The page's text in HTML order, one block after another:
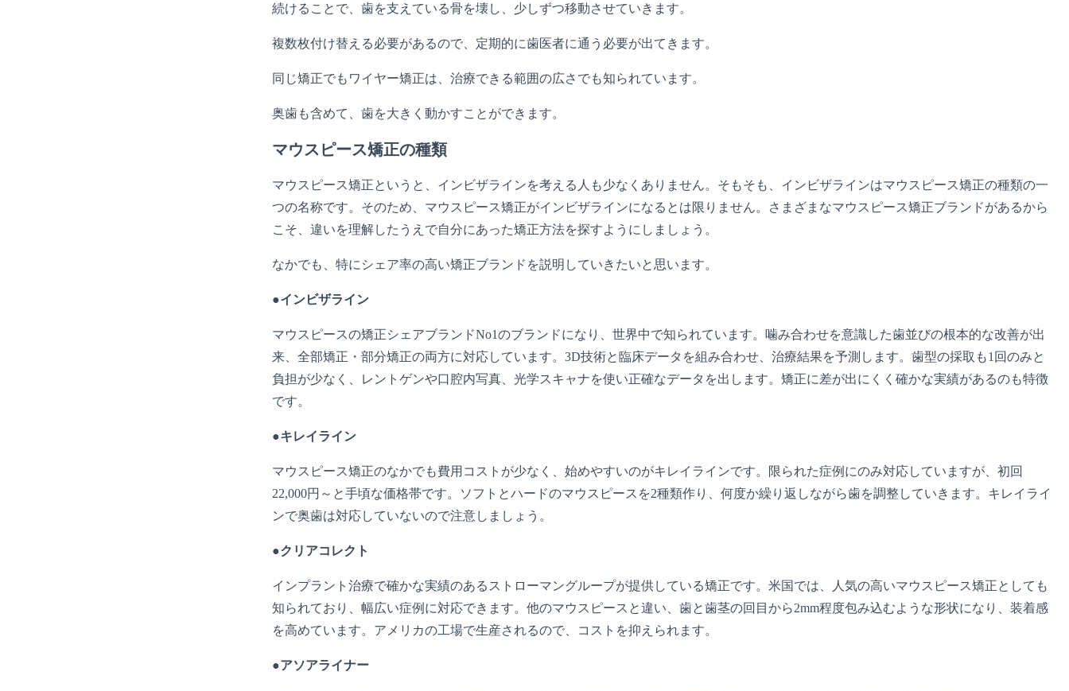
続けることで、歯を支えている骨を壊し、少しずつ移動させていきます。
複数枚付け替える必要があるので、定期的に歯医者に通う必要が出てきます。
同じ矯正でもワイヤー矯正は、治療できる範囲の広さでも知られています。
奥歯も含めて、歯を大きく動かすことができます。
マウスピース矯正の種類
マウスピース矯正というと、インビザラインを考える人も少なくありません。そもそも、インビザラインはマウスピース矯正の種類の一
つの名称です。そのため、マウスピース矯正がインビザラインになるとは限りません。さまざまなマウスピース矯正ブランドがあるから
こそ、違いを理解したうえで自分にあった矯正方法を探すようにしましょう。
なかでも、特にシェア率の高い矯正ブランドを説明していきたいと思います。
●インビザライン
マウスピースの矯正シェアブランドNo1のブランドになり、世界中で知られています。噛み合わせを意識した歯並びの根本的な改善が出
来、全部矯正・部分矯正の両方に対応しています。3D技術と臨床データを組み合わせ、治療結果を予測します。歯型の採取も1回のみと
負担が少なく、レントゲンや口腔内写真、光学スキャナを使い正確なデータを出します。矯正に差が出にくく確かな実績があるのも特徴
です。
●キレイライン
マウスピース矯正のなかでも費用コストが少なく、始めやすいのがキレイラインです。限られた症例にのみ対応していますが、初回
22,000円～と手頃な価格帯です。ソフトとハードのマウスピースを2種類作り、何度か繰り返しながら歯を調整していきます。キレイライ
ンで奥歯は対応していないので注意しましょう。
●クリアコレクト
インプラント治療で確かな実績のあるストローマングループが提供している矯正です。米国では、人気の高いマウスピース矯正としても
知られており、幅広い症例に対応できます。他のマウスピースと違い、歯と歯茎の回目から2mm程度包み込むような形状になり、装着感
を高めています。アメリカの工場で生産されるので、コストを抑えられます。
●アソアライナー